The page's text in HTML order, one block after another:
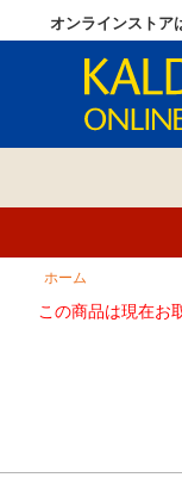
オンラインストア
ホーム
この商品は現在お